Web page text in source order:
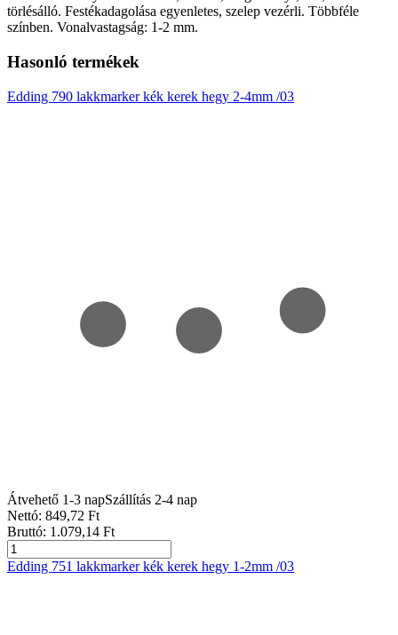
törlésálló. Festékadagolása egyenletes, szelep vezérli. Többféle
színben. Vonalvastagság: 1-2 mm.
Hasonló termékek
Edding 790 lakkmarker kék kerek hegy 2-4mm /03
Átvehető 1-3 napSzállítás 2-4 nap
Nettó: 849,72 Ft
Bruttó: 1.079,14 Ft
Edding 751 lakkmarker kék kerek hegy 1-2mm /03